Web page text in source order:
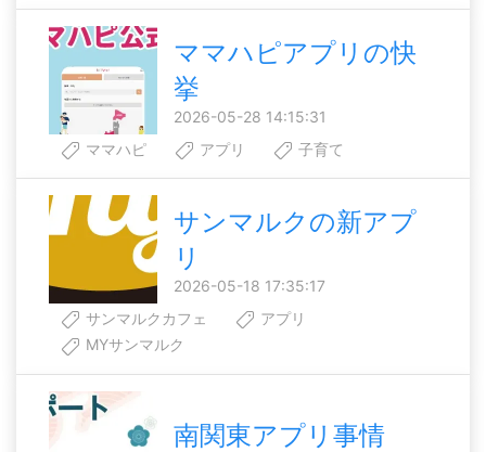
ママハピアプリの快
挙
2026-05-28 14:15:31
ママハピ
アプリ 子育て
サンマルクの新アプ
リ
2026-05-18 17:35:17
サンマルクカフェ
アプリ
MYサンマルク
南関東アプリ事情